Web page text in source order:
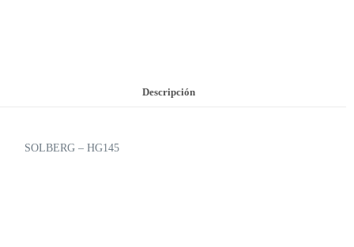
Descripción
SOLBERG – HG145